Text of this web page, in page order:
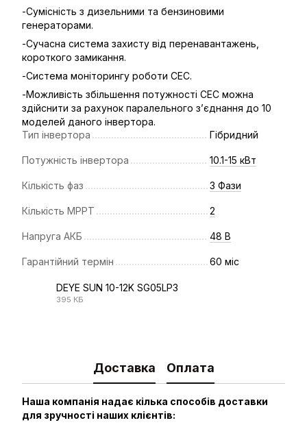
-Сумісність з дизельними та бензиновими
генераторами.
-Сучасна система захисту від перенавантажень,
короткого замикання.
-Система моніторингу роботи СЕС.
-Можливість збільшення потужності СЕС можна
здійснити за рахунок паралельного з’єднання до 10
моделей даного інвертора.
Тип інвертора
Гібридний
Потужність інвертора 10.1-15 кВт
Кількість фаз 3 Фази
Кількість МРРТ 2
Напруга АКБ 48 В
Гарантійний термін 60 міс
DEYE SUN 10-12K SG05LP3
395 КБ
Доставка Оплата
Наша компанія надає кілька способів доставки
для зручності наших клієнтів: